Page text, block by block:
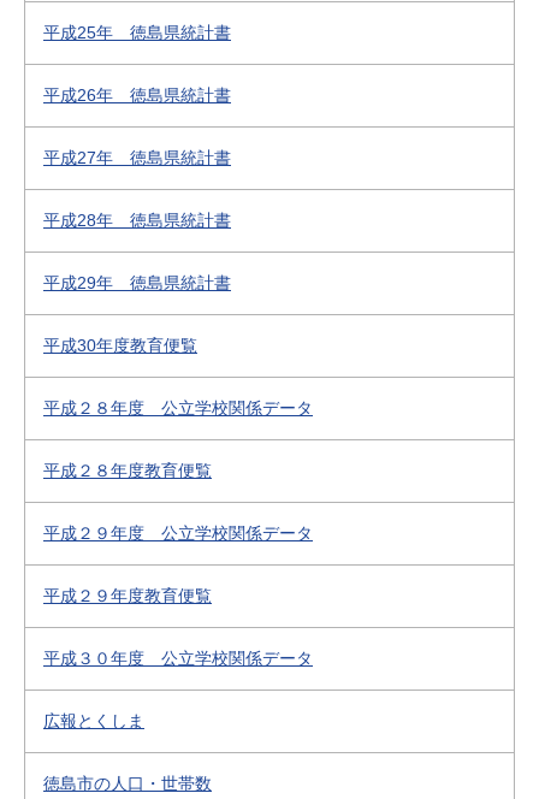
平成25年 徳島県統計書
平成26年 徳島県統計書
平成27年 徳島県統計書
平成28年 徳島県統計書
平成29年 徳島県統計書
平成30年度教育便覧
平成２８年度 公立学校関係データ
平成２８年度教育便覧
平成２９年度 公立学校関係データ
平成２９年度教育便覧
平成３０年度 公立学校関係データ
広報とくしま
徳島市の人口・世帯数